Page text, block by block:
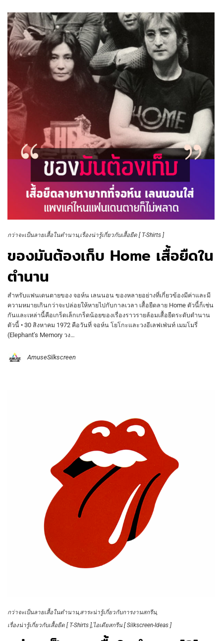
กว่าจะเป็นลายเสื้อในตำนาน เรื่องน่ารู้เกี่ยวกับเสื้อยืด [ T-Shirts ]
ของมันต้องเก็บ Home เสื้อยืดใน
ตำนาน
สำหรับแฟนเดนตายของ จอห์น เลนนอน ของหลายอย่างที่เกี่ยวข้องมีค่าและมี
ความหมายเกินกว่าจะปล่อยให้หายไปกับกาลเวลา เสื้อยืดลาย Home ตัวนี้ก็เช่น
กันและเหล่านี้คือเกร็ดเล็กเกร็ดน้อยของเรื่องราวรายล้อมเสื้อยืดระดับตำนาน
ตัวนี้ • 30 สิงหาคม 1972 คือวันที่ จอห์น โยโกะและวงอีเลฟเฟ่นท์ เมมโมรี่
(Elephant’s Memory วง…
AmuseSilkscreen
กว่าจะเป็นลายเสื้อในตำนาน สาระน่ารู้เกี่ยวกับการงานสกรีน
เรื่องน่ารู้เกี่ยวกับเสื้อยืด [ T-Shirts ] ไอเดียสกรีน [ Silkscreen-Ideas ]